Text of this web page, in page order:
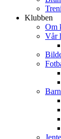
Klubben
Om
Vår